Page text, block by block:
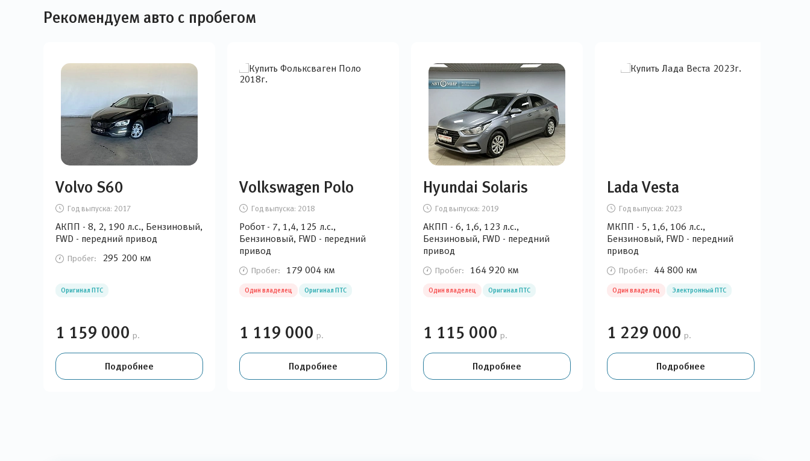
Рекомендуем авто с пробегом
Volvo S60
Год выпуска: 2017
АКПП - 8, 2, 190 л.с., Бензиновый,
FWD - передний привод
Пробег: 295 200 км
Оригинал ПТС
1 159 000 р.
Подробнее
Volkswagen Polo
Год выпуска: 2018
Робот - 7, 1,4, 125 л.с.,
Бензиновый, FWD - передний
привод
Пробег: 179 004 км
Один владелец Оригинал ПТС
1 119 000 р.
Подробнее
Hyundai Solaris
Год выпуска: 2019
АКПП - 6, 1,6, 123 л.с.,
Бензиновый, FWD - передний
привод
Пробег: 164 920 км
Один владелец Оригинал ПТС
1 115 000 р.
Подробнее
Lada Vesta
Год выпуска: 2023
МКПП - 5, 1,6, 106 л.с.,
Бензиновый, FWD - передний
привод
Пробег: 44 800 км
Один владелец Электронный ПТС
1 229 000 р.
Подробнее